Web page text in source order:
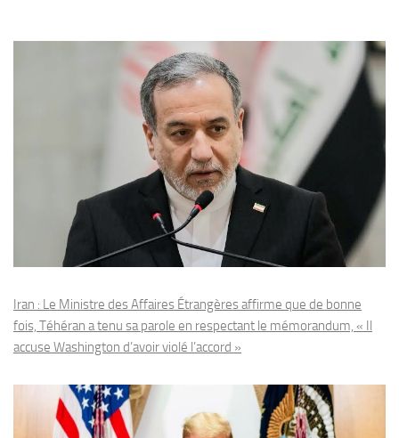
Iran : Le Ministre des Affaires Étrangères affirme que de bonne
fois, Téhéran a tenu sa parole en respectant le mémorandum, « Il
accuse Washington d’avoir violé l’accord »